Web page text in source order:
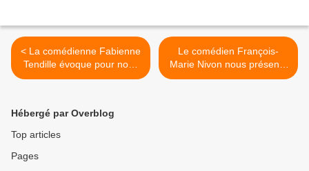
< La comédienne Fabienne
Tendille évoque pour nous
son actualité et ses projets !
Le comédien François-
Marie Nivon nous présente
son actualité et ses envies
Hébergé par Overblog
Top articles
Pages